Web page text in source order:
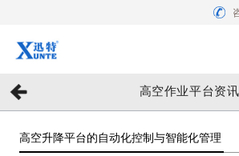
高空作业平台资讯
高空升降平台的自动化控制与智能化管理